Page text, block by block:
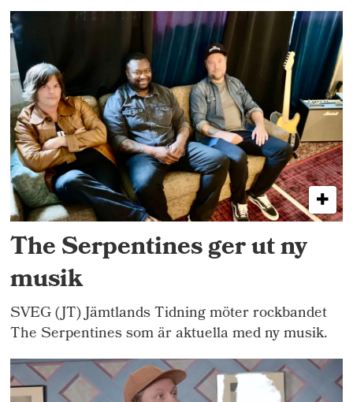
The Serpentines ger ut ny
musik
SVEG (JT) Jämtlands Tidning möter rockbandet
The Serpentines som är aktuella med ny musik.